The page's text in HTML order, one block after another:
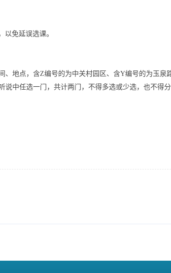
免延误选课。
地点，含Z编号的为中关村园区、含Y编号的为玉泉
中任选一门，共计两门，不得多选或少选，也不得分